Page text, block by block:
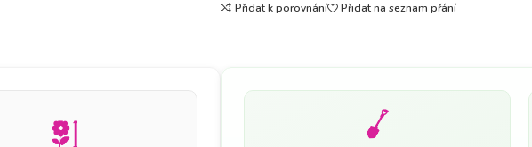
Přidat k porovnání Přidat na seznam přání